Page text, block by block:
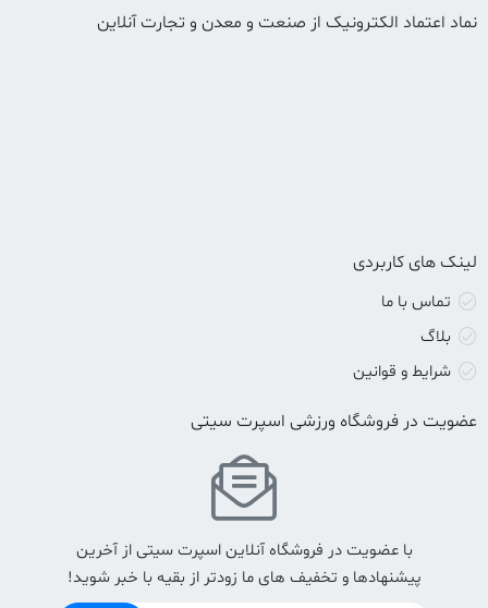
نماد اعتماد الکترونیک از صنعت و معدن و تجارت آنلاین
لینک های کاربردی
تماس با ما
بلاگ
شرایط و قوانین
عضویت در فروشگاه ورزشی اسپرت سیتی
با عضویت در فروشگاه آنلاین اسپرت سیتی از آخرین
پیشنهادها و تخفیف های ما زودتر از بقیه با خبر شوید!